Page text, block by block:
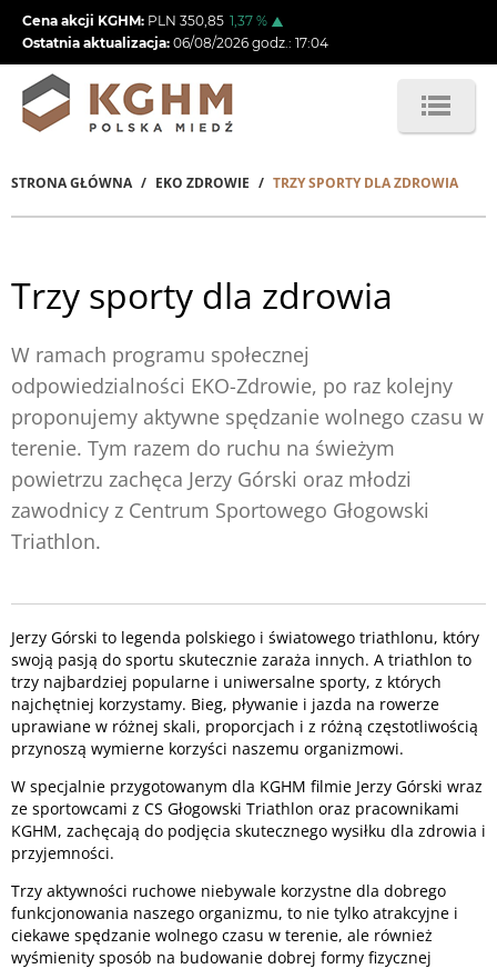
Przejdź
treści
Cena akcji KGHM: PLN 350,85 1,37 %
Ostatnia aktualizacja: 06/08/2026 godz.: 17:04
Ścieżka
STRONA GŁÓWNA EKO ZDROWIE TRZY SPORTY DLA ZDROWIA
Trzy sporty dla zdrowia
W ramach programu społecznej
odpowiedzialności EKO-Zdrowie, po raz kolejny
proponujemy aktywne spędzanie wolnego czasu w
terenie. Tym razem do ruchu na świeżym
powietrzu zachęca Jerzy Górski oraz młodzi
zawodnicy z Centrum Sportowego Głogowski
Triathlon.
Jerzy Górski to legenda polskiego i światowego triathlonu, który
swoją pasją do sportu skutecznie zaraża innych. A triathlon to
trzy najbardziej popularne i uniwersalne sporty, z których
najchętniej korzystamy. Bieg, pływanie i jazda na rowerze
uprawiane w różnej skali, proporcjach i z różną częstotliwością
przynoszą wymierne korzyści naszemu organizmowi.
W specjalnie przygotowanym dla KGHM filmie Jerzy Górski wraz
ze sportowcami z CS Głogowski Triathlon oraz pracownikami
KGHM, zachęcają do podjęcia skutecznego wysiłku dla zdrowia i
przyjemności.
Trzy aktywności ruchowe niebywale korzystne dla dobrego
funkcjonowania naszego organizmu, to nie tylko atrakcyjne i
ciekawe spędzanie wolnego czasu w terenie, ale również
wyśmienity sposób na budowanie dobrej formy fizycznej